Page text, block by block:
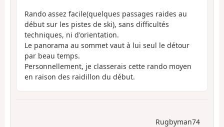
Rando assez facile(quelques passages raides au
début sur les pistes de ski), sans difficultés
techniques, ni d'orientation.
Le panorama au sommet vaut à lui seul le détour
par beau temps.
Personnellement, je classerais cette rando moyen
en raison des raidillon du début.
Rugbyman74